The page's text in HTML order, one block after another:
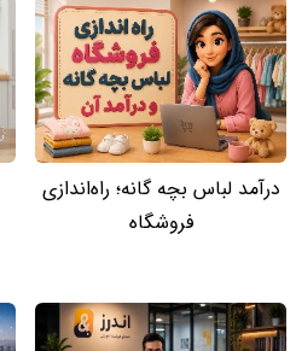
درآمد لباس بچه گانه؛ راه‌اندازی
فروشگاه